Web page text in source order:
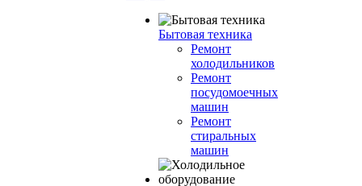
Бытовая техника
Ремонт
холодильников
Ремонт
посудомоечных
машин
Ремонт
стиральных
машин